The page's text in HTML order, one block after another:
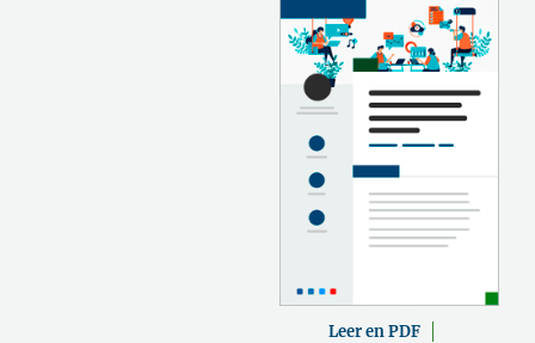
Leer en PDF